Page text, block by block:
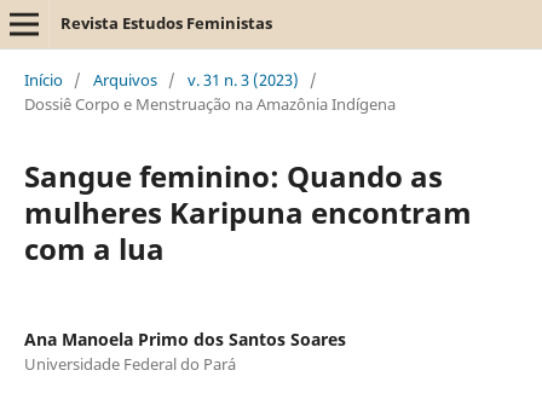
Revista Estudos Feministas
Início / Arquivos / v. 31 n. 3 (2023)
/
Dossiê Corpo e Menstruação na Amazônia Indígena
Sangue feminino: Quando as
mulheres Karipuna encontram
com a lua
Ana Manoela Primo dos Santos Soares
Universidade Federal do Pará